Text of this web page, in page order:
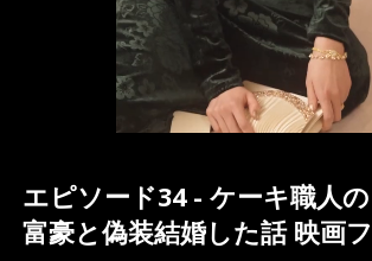
エピソード34 - ケーキ職人
富豪と偽装結婚した話 映画